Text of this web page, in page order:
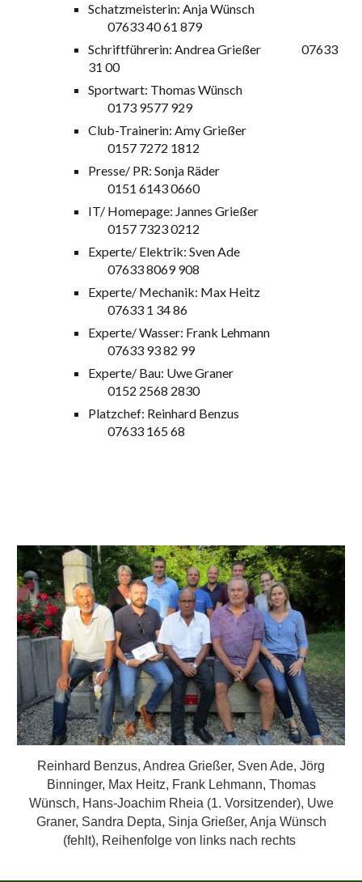
Schatzmeisterin: Anja Wünsch
07633 40 61 879
Schriftführerin: AndreaGrießer
07633
31 00
Sportwart: Thomas Wünsch
0173 9577 929
Club-Trainerin: Amy Grießer
0157 7272 1812
Presse/ PR: Sonja Räder
0151 6143 0660
IT/ Homepage: Jannes Grießer
0157 7323 0212
Experte/ Elektrik: Sven Ade
07633 8069 908
Experte/ Mechanik: Max Heitz
07633 1 34 86
Experte/ Wasser: Frank Lehmann
07633 93 82 99
Experte/ Bau: Uwe Graner
0152 2568 2830
Platzchef: Reinhard Benzus
07633 165 68
Reinhard Benzus, Andrea Grießer, Sven Ade, Jörg
Binninger, Max Heitz, Frank Lehmann, Thomas
Wünsch, Hans-Joachim Rheia (1. Vorsitzender), Uwe
Graner, Sandra Depta, Sinja Grießer, Anja Wünsch
(fehlt), Reihenfolge von links nach rechts